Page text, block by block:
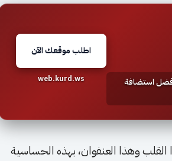
أفضل استضافة
اطلب موقعك الآن
web.kurd.ws
وهذا العنفوان، بهذه الحساسية